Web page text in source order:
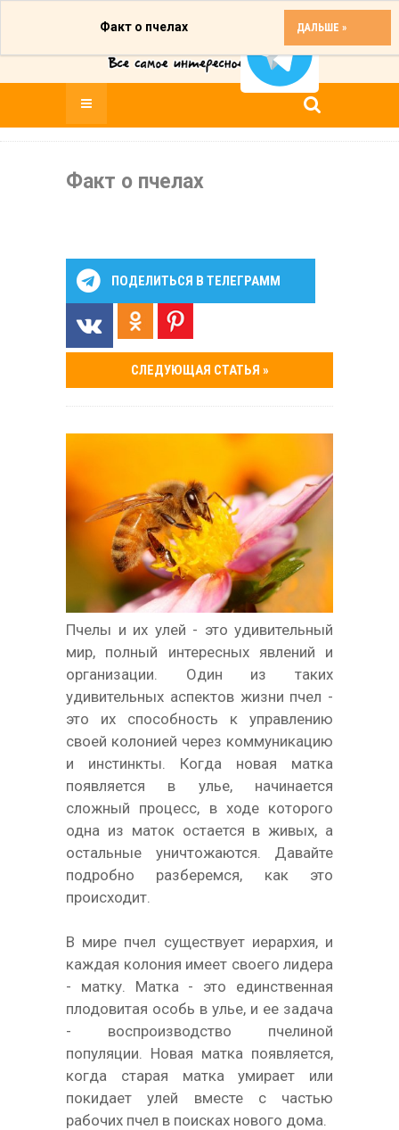
Факт о пчелах ДАЛЬШЕ »
Факт о пчелах
ПОДЕЛИТЬСЯ В ТЕЛЕГРАММ
СЛЕДУЮЩАЯ СТАТЬЯ »
Пчелы и их улей - это удивительный
мир, полный интересных явлений и
организации. Один из таких
удивительных аспектов жизни пчел -
это их способность к управлению
своей колонией через коммуникацию
и инстинкты. Когда новая матка
появляется в улье, начинается
сложный процесс, в ходе которого
одна из маток остается в живых, а
остальные уничтожаются. Давайте
подробно разберемся, как это
происходит.
В мире пчел существует иерархия, и
каждая колония имеет своего лидера
- матку. Матка - это единственная
плодовитая особь в улье, и ее задача
- воспроизводство пчелиной
популяции. Новая матка появляется,
когда старая матка умирает или
покидает улей вместе с частью
рабочих пчел в поисках нового дома.